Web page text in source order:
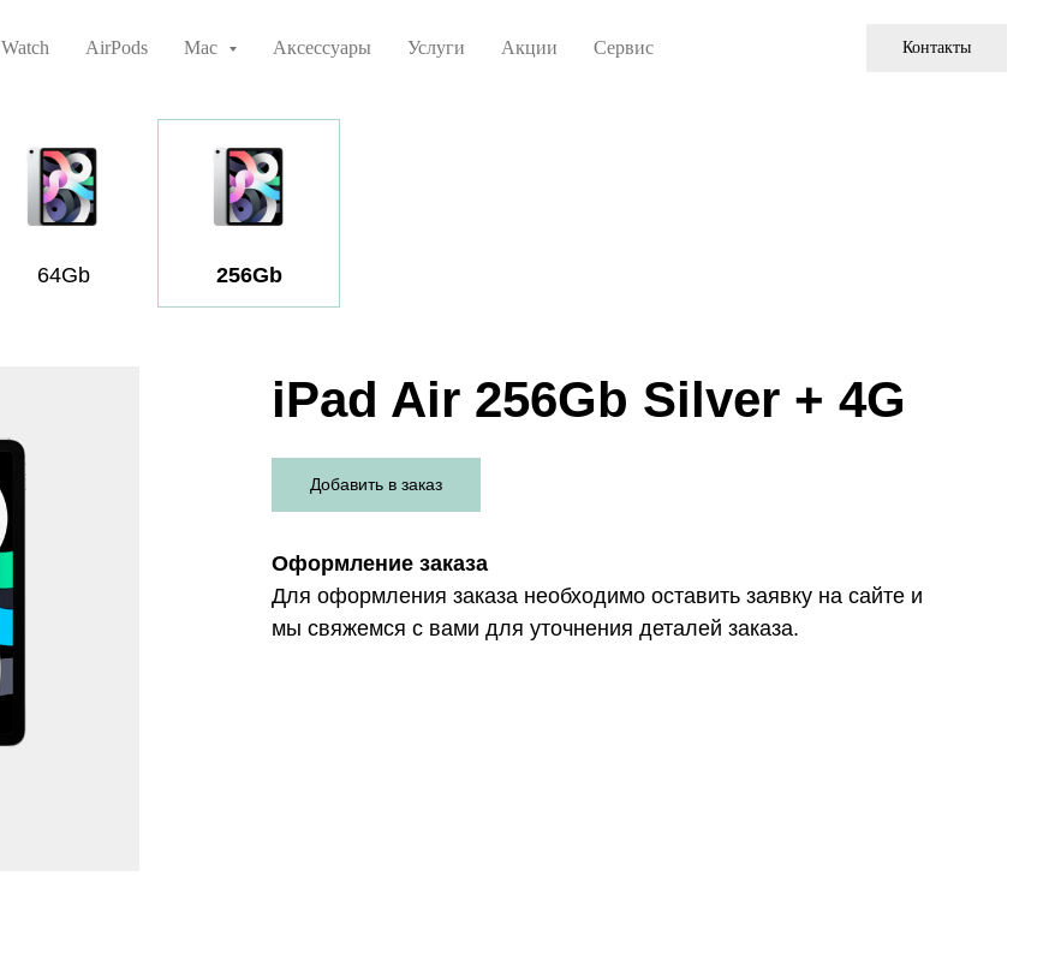
Watch AirPods Mac Аксессуары Услуги Акции Сервис Контакты
256Gb
64Gb
iPad Air 256Gb Silver + 4G
Добавить в заказ
Оформление заказа
Для оформления заказа необходимо оставить заявку на сайте и
мы свяжемся с вами для уточнения деталей заказа.